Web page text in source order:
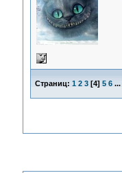
Страниц: 1 2 3[4] 5 6 ...